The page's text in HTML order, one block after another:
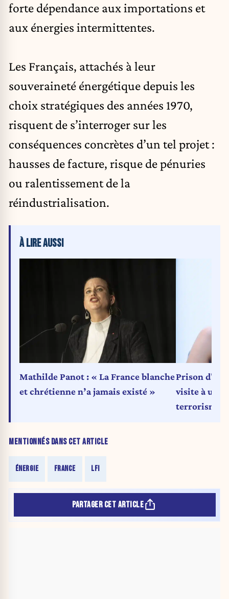
forte dépendance aux importations et
aux énergies intermittentes.
Les Français, attachés à leur
souveraineté énergétique depuis les
choix stratégiques des années 1970,
risquent de s’interroger sur les
conséquences concrètes d’un tel projet :
hausses de facture, risque de pénuries
ou ralentissement de la
réindustrialisation.
MENTIONNÉS DANS CET ARTICLE
ÉNERGIE FRANCE LFI
À LIRE AUSSI
Mathilde Panot : « La France blanche
et chrétienne n’a jamais existé »
Prison
visite à un
terrorisme
PARTAGER CET ARTICLE